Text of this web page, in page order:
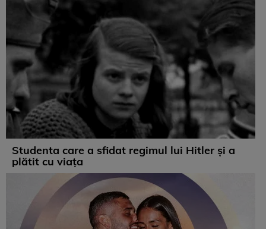
Studenta care a sfidat regimul lui Hitler și a
plătit cu viața